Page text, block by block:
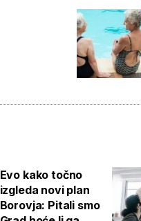
Evo kako točno
izgleda novi plan
Borovja: Pitali smo